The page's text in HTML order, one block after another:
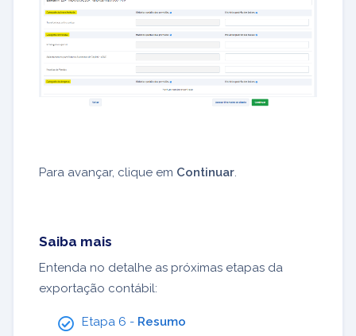
Para avançar, clique em Continuar.
Saiba mais
Entenda no detalhe as próximas etapas da
exportação contábil:
Etapa 6 - Resumo